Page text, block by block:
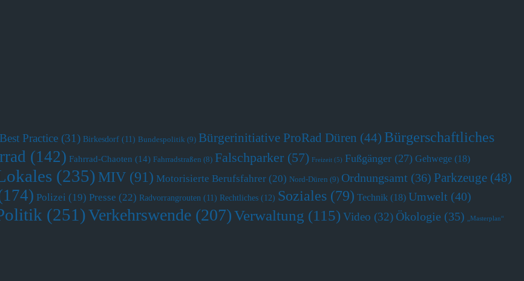
Best Practice (31) Birkesdorf (11) Bundespolitik (9) Bürgerinitiative ProRad Düren (44) Bürgerschaftliches
(142) Fahrrad-Chaoten (14) Fahrradstraßen (8) Falschparker (57) Freizeit (5) Fußgänger (27) Gehwege (18)
(235) MIV (91) Motorisierte Berufsfahrer (20) Nord-Düren (9) Ordnungsamt (36) Parkzeuge (48)
Polizei (19) Presse (22) Radvorrangrouten (11) Rechtliches (12) Soziales (79) Technik (18) Umwelt (40)
(251)Verkehrswende (207)Verwaltung (115) Video (32) Ökologie (35)
„Masterplan“